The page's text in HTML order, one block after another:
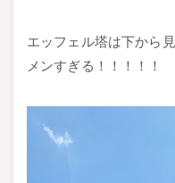
エッフェル塔は下から
メンすぎる！！！！！